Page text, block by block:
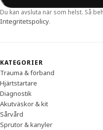
Du kan avsluta när som helst. Så
Integritetspolicy.
KATEGORIER
Trauma & förband
Hjärtstartare
Diagnostik
Akutväskor & kit
Sårvård
Sprutor & kanyler